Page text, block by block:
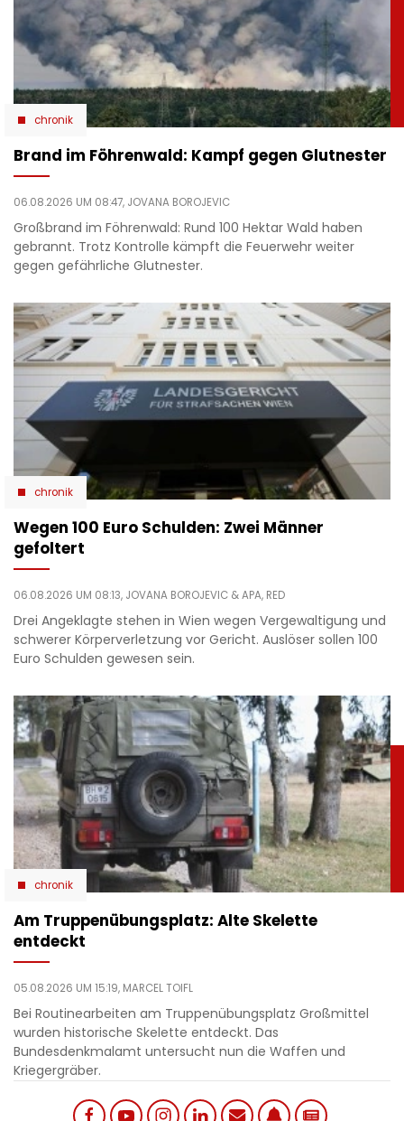
chronik
Brand im Föhrenwald: Kampf gegen Glutnester
06.08.2026 UM 08:47, JOVANA BOROJEVIC
Großbrand im Föhrenwald: Rund 100 Hektar Wald haben
gebrannt. Trotz Kontrolle kämpft die Feuerwehr weiter
gegen gefährliche Glutnester.
chronik
Wegen 100 Euro Schulden: Zwei Männer
gefoltert
06.08.2026 UM 08:13, JOVANA BOROJEVIC & APA, RED
Drei Angeklagte stehen in Wien wegen Vergewaltigung und
schwerer Körperverletzung vor Gericht. Auslöser sollen 100
Euro Schulden gewesen sein.
chronik
Am Truppenübungsplatz: Alte Skelette
entdeckt
05.08.2026 UM 15:19, MARCEL TOIFL
Bei Routinearbeiten am Truppenübungsplatz Großmittel
wurden historische Skelette entdeckt. Das
Bundesdenkmalamt untersucht nun die Waffen und
Kriegergräber.